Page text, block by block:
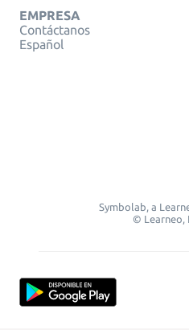
EMPRESA
Contáctanos
Español
Symbolab, a
© Learneo,